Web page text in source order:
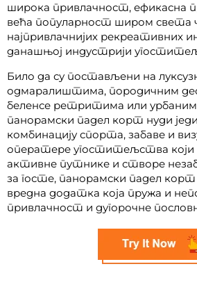
широка привлачност, ефикасна
већа популарност широм света
најпривлачнијих рекреативних
данашњој индустрији
Било да су постављени на
одмаралиштима, породичним
беленсе ретритима или
панорамски падел корт нуди
комбинацију спорта, забаве и
оператере угоститељства који
активне путнике и створе
за госте, панорамски падел
вредна додатка која пружа и
привлачност и дугорочне